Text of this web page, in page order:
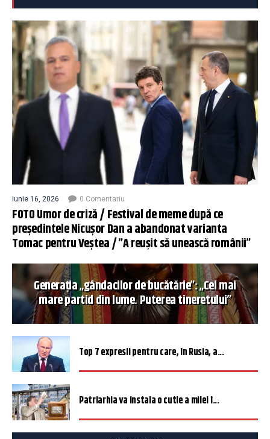
iunie 16, 2026 0 Comentariu
FOTO Umor de criză / Festival de meme după ce
președintele Nicușor Dan a abandonat varianta
Tomac pentru Veștea / ”A reușit să unească românii”
Generația „gândacilor de bucătărie”: „Cel mai
mare partid din lume. Puterea tineretului”
Top 7 expresii pentru care, în Rusia, a...
Patriarhia va instala o cutie a milei î...